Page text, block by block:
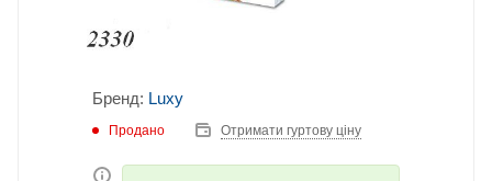
Бренд: Luxy
Продано Отримати гуртову ціну